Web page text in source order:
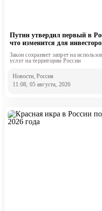
Путин утвердил первый в
что изменится для
Закон сохраняет запрет на
услуг на территории России
Новости, Россия
11:08, 05 августа, 2026